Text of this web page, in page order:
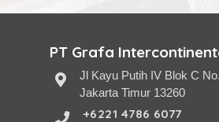
PT Grafa
Jl Kayu Putih IV Blok C
Jakarta Timur 13260
+6221 4786 6077